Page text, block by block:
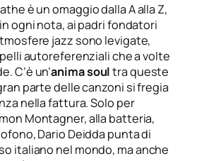
è un omaggio dalla A alla Z,
ogni nota, ai padri fondatori
jazz sono levigate,
autoreferenziali che a volte
C’è un’anima soultra queste
parte delle canzoni si fregia
nella fattura. Solo per
Montagner, alla batteria,
Dario Deidda punta di
italiano nel mondo, ma anche